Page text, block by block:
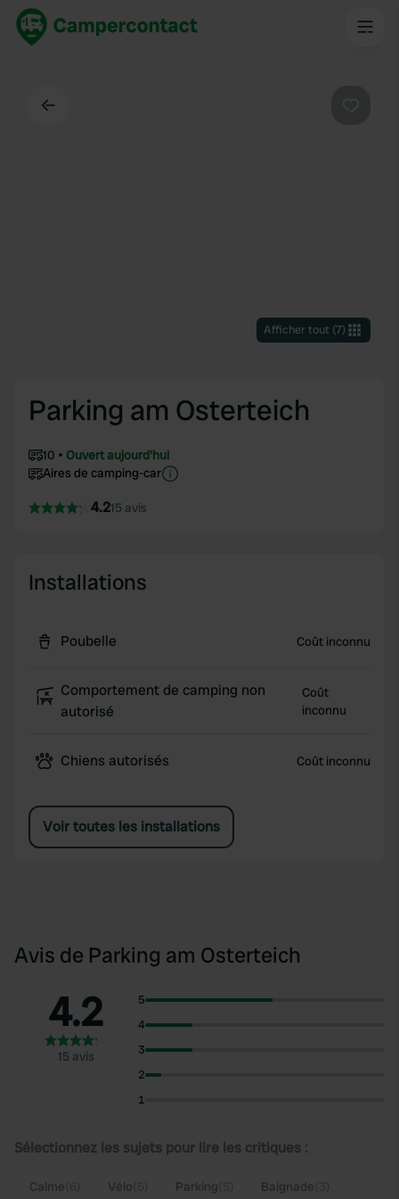
Afficher tout(7)
Parking am Osterteich
10
Ouvert aujourd'hui
Aires de camping-car
4.215 avis
Installations
Poubelle Coût inconnu
Comportement de camping non
autorisé
Coût
inconnu
Chiens autorisés Coût inconnu
Voir toutes les installations
Avis de Parking am Osterteich
4.2
15 avis
5
4
3
2
1
Sélectionnez les sujets pour lire les critiques :
Calme Vélo Parking Baignade